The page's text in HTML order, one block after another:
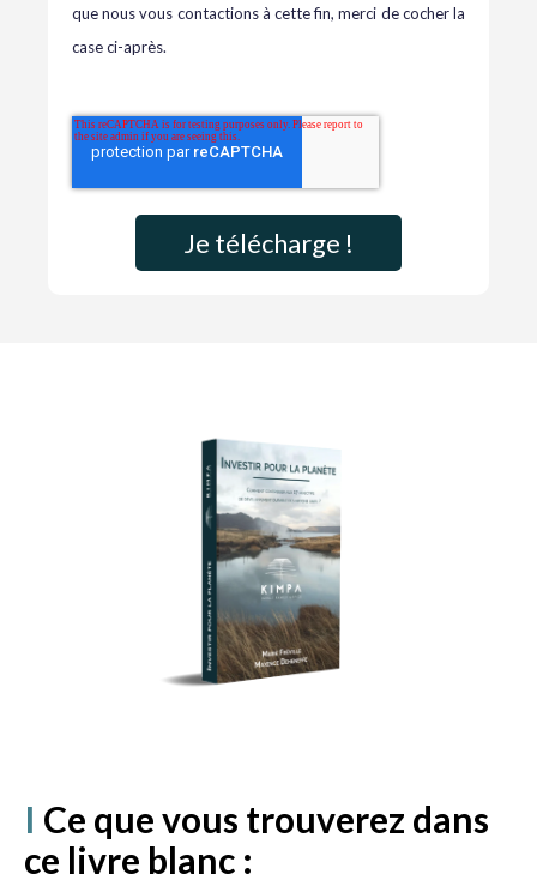
que nous vous contactions à cette fin, merci de cocher la
case ci-après.
I Ce que vous trouverez dans
ce livre blanc :